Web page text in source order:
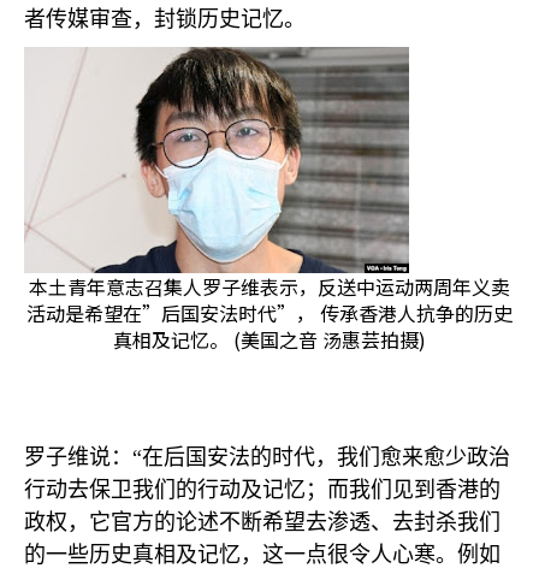
者传媒审查，封锁历史记忆。
本土青年意志召集人罗子维表示，反送中运动两周年义卖
活动是希望在”后国安法时代”， 传承香港人抗争的历史
真相及记忆。 (美国之音 汤惠芸拍摄)
罗子维说：“在后国安法的时代，我们愈来愈少政治
行动去保卫我们的行动及记忆；而我们见到香港的
政权，它官方的论述不断希望去渗透、去封杀我们
的一些历史真相及记忆，这一点很令人心寒。例如